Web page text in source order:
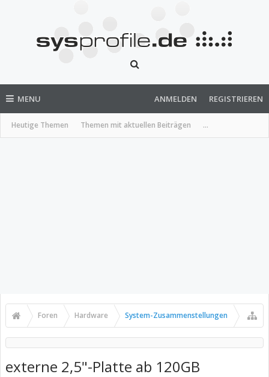
MENU
Heutige Themen Themen mit aktuellen Beiträgen ...
ANMELDEN REGISTRIEREN
Foren Hardware System-Zusammenstellungen
externe 2,5"-Platte ab 120GB